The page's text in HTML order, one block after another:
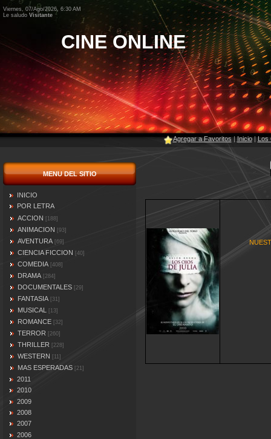
Viernes, 07/Ago/2026, 6:30 AM
Le saludo Visitante
CINE ONLINE
Agregar a Favoritos|Inicio|Los
MENU DEL SITIO
INICIO
POR LETRA
ACCION
[188]
ANIMACION [93]
AVENTURA [69]
CIENCIA FICCION [40]
COMEDIA [408]
DRAMA [284]
DOCUMENTALES [29]
FANTASIA [31]
MUSICAL [13]
ROMANCE [32]
TERROR [260]
THRILLER [228]
WESTERN [11]
MAS ESPERADAS [21]
2011
2010
2009
2008
2007
2006